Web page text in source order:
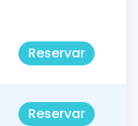
Reservar
Reservar